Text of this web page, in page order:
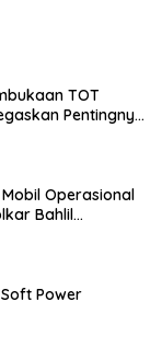
TOT
Pentingnya
Operasional
Bahlil
Power